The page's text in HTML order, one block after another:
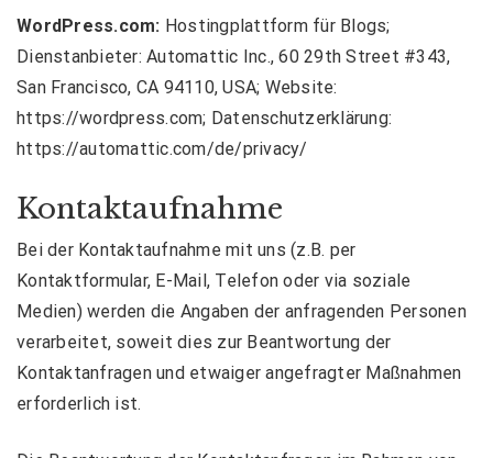
WordPress.com: Hostingplattform für Blogs;
Dienstanbieter: Automattic Inc., 60 29th Street #343,
San Francisco, CA 94110, USA; Website:
https://wordpress.com; Datenschutzerklärung:
https://automattic.com/de/privacy/
Kontaktaufnahme
Bei der Kontaktaufnahme mit uns (z.B. per
Kontaktformular, E-Mail, Telefon oder via soziale
Medien) werden die Angaben der anfragenden Personen
verarbeitet, soweit dies zur Beantwortung der
Kontaktanfragen und etwaiger angefragter Maßnahmen
erforderlich ist.